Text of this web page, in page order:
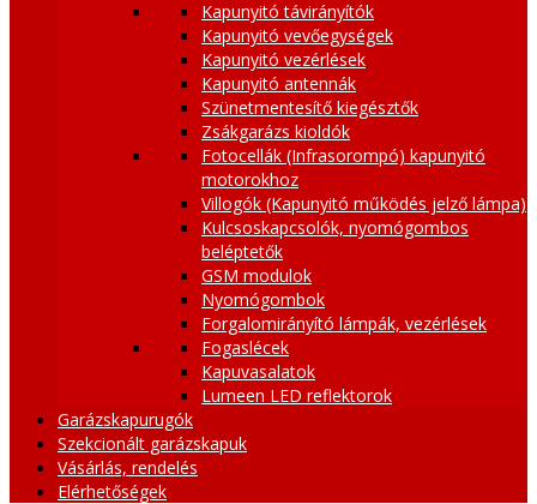
Kapunyitó távirányítók
Kapunyitó vevőegységek
Kapunyitó vezérlések
Kapunyitó antennák
Szünetmentesítő kiegésztők
Zsákgarázs kioldók
Fotocellák (Infrasorompó) kapunyitó
motorokhoz
Villogók (Kapunyitó működés jelző lámpa)
Kulcsoskapcsolók, nyomógombos
beléptetők
GSM modulok
Nyomógombok
Forgalomirányító lámpák, vezérlések
Fogaslécek
Kapuvasalatok
Lumeen LED reflektorok
Garázskapurugók
Szekcionált garázskapuk
Vásárlás, rendelés
Elérhetőségek